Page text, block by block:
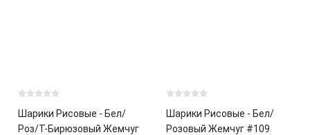
Шарики Рисовые - Бел/
Роз/Т-Бирюзовый Жемчуг
Шарики Рисовые - Бел/
Розовый Жемчуг #109